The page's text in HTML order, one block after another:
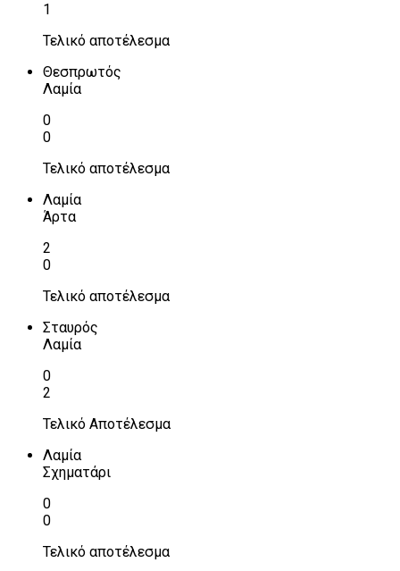
1
Τελικό αποτέλεσμα
Θεσπρωτός
Λαμία
0
0
Τελικό αποτέλεσμα
Λαμία
Άρτα
2
0
Τελικό αποτέλεσμα
Σταυρός
Λαμία
0
2
Τελικό Αποτέλεσμα
Λαμία
Σχηματάρι
0
0
Τελικό αποτέλεσμα